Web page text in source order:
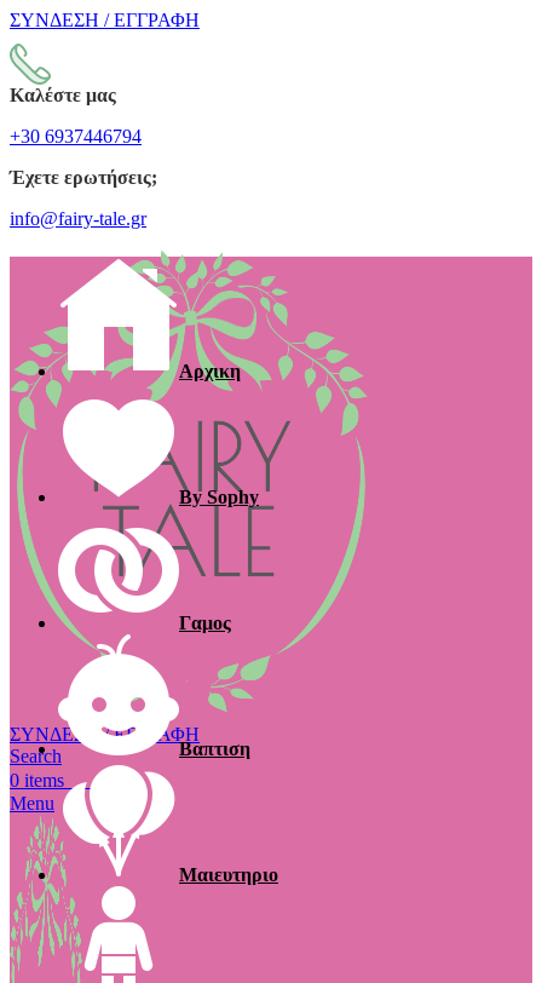
ΣΥΝΔΕΣΗ / ΕΓΓΡΑΦΗ
Καλέστε μας
+30 6937446794
Έχετε ερωτήσεις;
info@fairy-tale.gr
ΣΥΝΔΕΣΗ / ΕΓΓΡΑΦΗ
Search
0 items €0.00
Menu
Αρχικη
By Sophy
Γαμος
Βαπτιση
Μαιευτηριο